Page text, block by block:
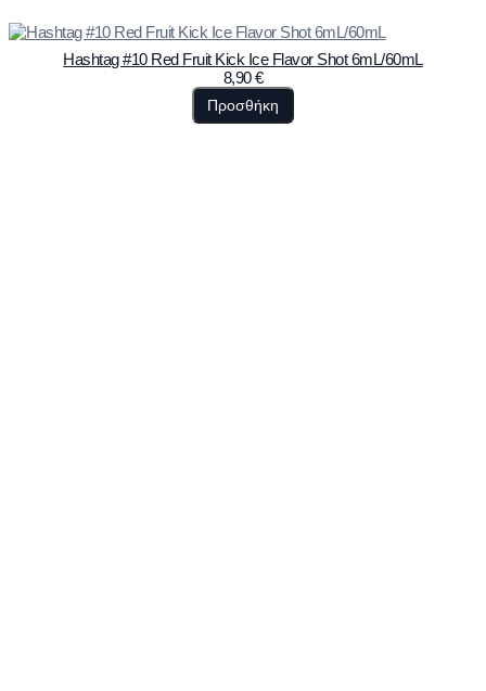
Hashtag #10 Red Fruit Kick Ice Flavor Shot 6mL/60mL
8,90€
Προσθήκη